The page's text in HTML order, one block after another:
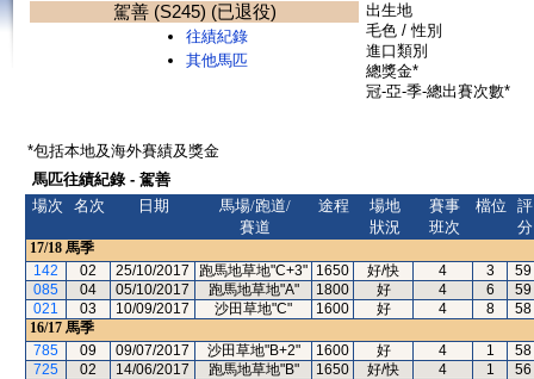
駕善 (S245) (已退役)
往績紀錄
其他馬匹
出生地
毛色 / 性別
進口類別
總獎金*
冠-亞-季-總出賽次數*
*包括本地及海外賽績及獎金
馬匹往績紀錄 - 駕善
場次
名次 日期
馬場/跑道/
賽道
途程
場地
狀況
賽事
班次
檔位
評
分
17/18 馬季
142
02 25/10/2017 跑馬地草地"C+3" 1650 好/快 4 3
59
085
04 05/10/2017 跑馬地草地"A" 1800 好 4 6
59
021
03 10/09/2017 沙田草地"C" 1600 好 4 8
58
16/17 馬季
785
09 09/07/2017 沙田草地"B+2" 1600 好 4 1
58
725
02 14/06/2017 跑馬地草地"B" 1650 好/快 4 1
56